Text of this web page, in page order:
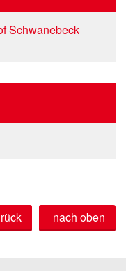
Schwanebeck
nach oben